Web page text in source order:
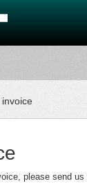
invoice
please send